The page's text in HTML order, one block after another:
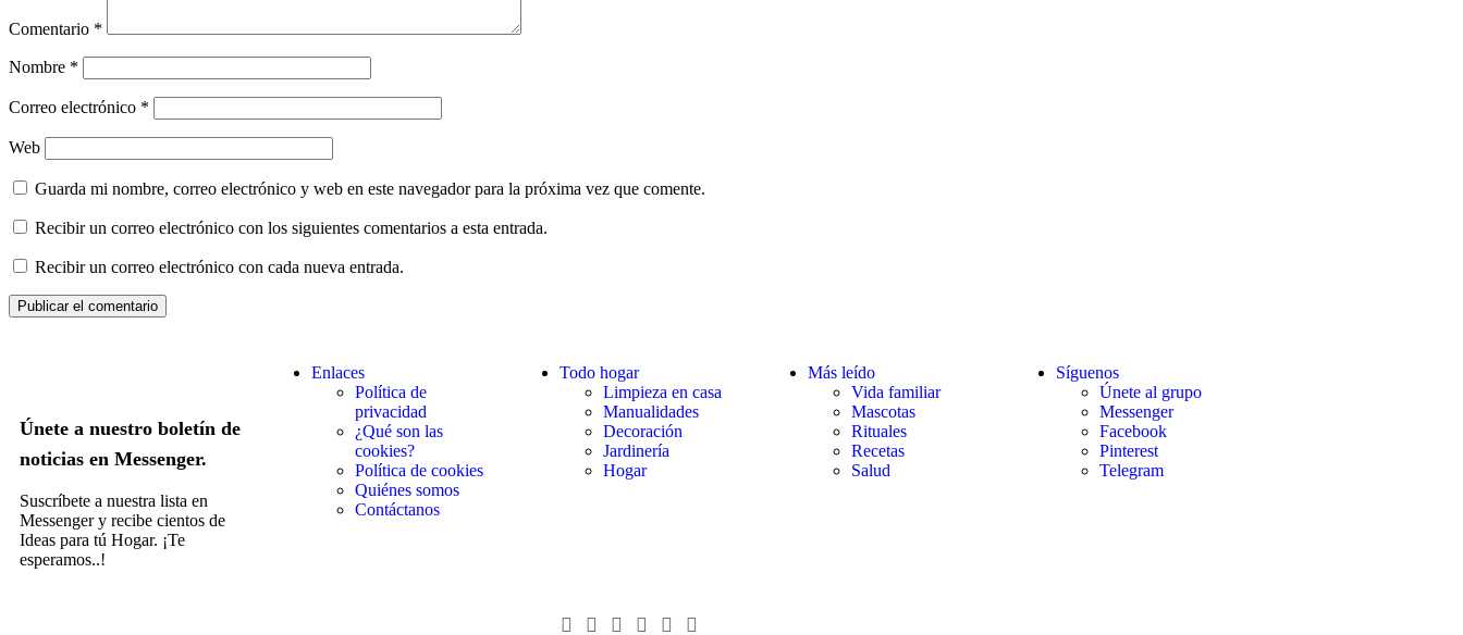
Comentario *
Nombre *
Correo electrónico *
Web
Guarda mi nombre, correo electrónico y web en este navegador para la próxima vez que comente.
Recibir un correo electrónico con los siguientes comentarios a esta entrada.
Recibir un correo electrónico con cada nueva entrada.
Únete a nuestro boletín de
noticias en Messenger.
Suscríbete a nuestra lista en
Messenger y recibe cientos de
Ideas para tú Hogar. ¡Te
esperamos..!
Enlaces
Política de
privacidad
¿Qué son las
cookies?
Política de cookies
Quiénes somos
Contáctanos
Todo hogar
Limpieza en casa
Manualidades
Decoración
Jardinería
Hogar
Más leído
Vida familiar
Mascotas
Rituales
Recetas
Salud
Síguenos
Únete al grupo
Messenger
Facebook
Pinterest
Telegram